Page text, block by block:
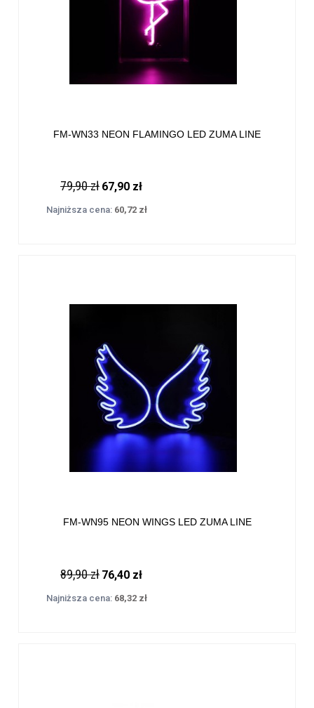
FM-WN33 NEON FLAMINGO LED ZUMA LINE
79,90 zł 67,90 zł
Najniższa cena: 60,72 zł
FM-WN95 NEON WINGS LED ZUMA LINE
89,90 zł 76,40 zł
Najniższa cena: 68,32 zł